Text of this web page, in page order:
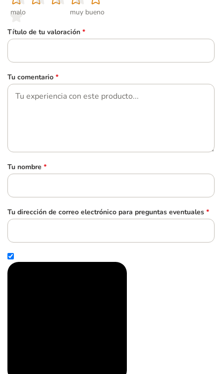
malo
muy bueno
Título de tu valoración *
Tu comentario *
Tu nombre *
Tu dirección de correo electrónico para preguntas eventuales *